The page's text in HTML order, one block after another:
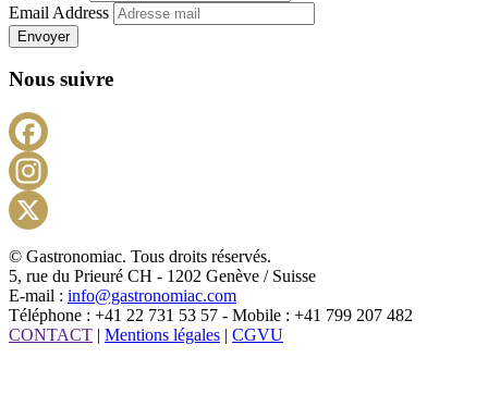
Email Address
Envoyer
Nous suivre
X
© Gastronomiac. Tous droits réservés.
5, rue du Prieuré CH - 1202 Genève / Suisse
E-mail : info@gastronomiac.com
Téléphone : +41 22 731 53 57 - Mobile : +41 799 207 482
CONTACT | Mentions légales | CGVU